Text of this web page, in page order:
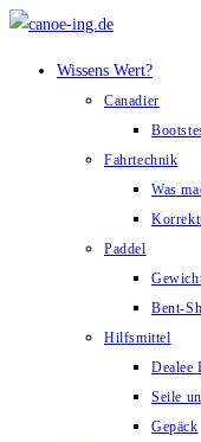
Zum
springen
Wissens Wert?
Canadier
Fahrtechnik
Was
Paddel
Bent-
Hilfsmittel
Dealee
Seile
Gepäck